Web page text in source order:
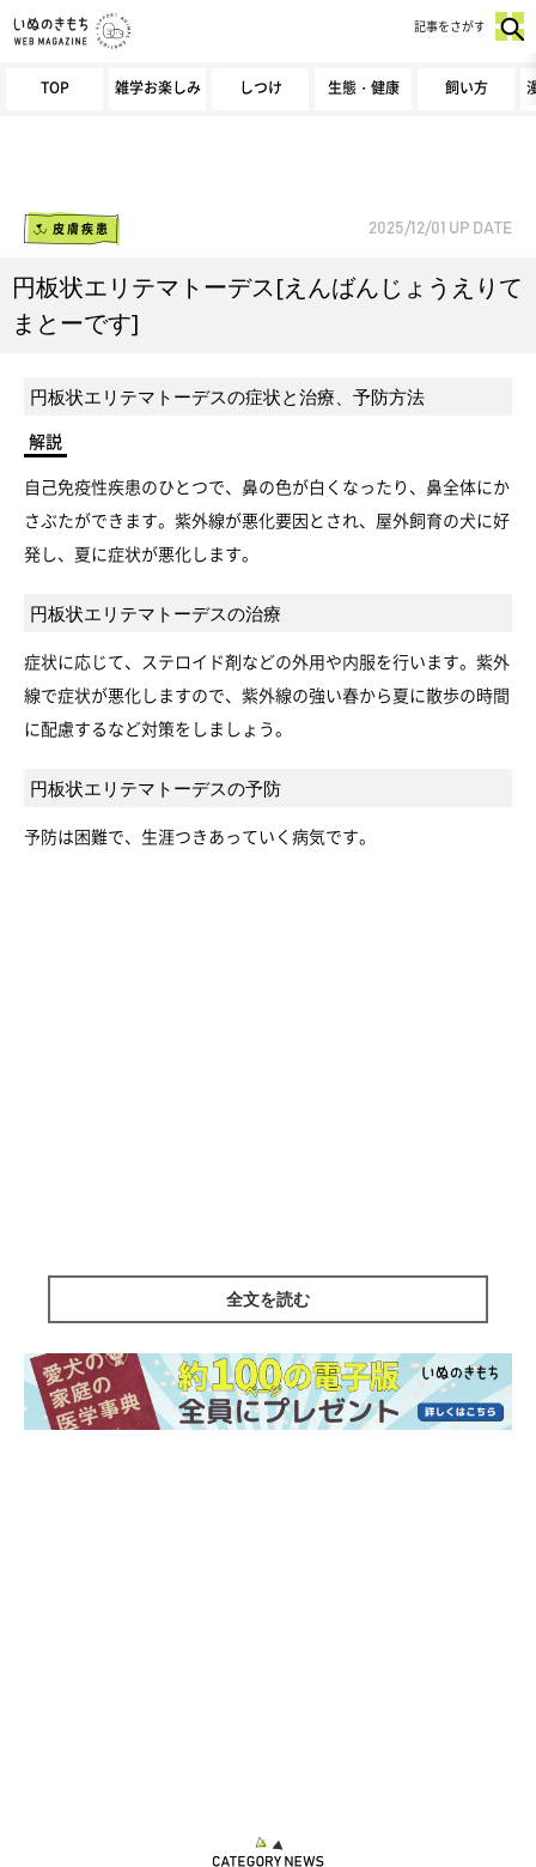
TOP 雑学お楽しみ しつけ 生態・健康 飼い方
記事をさがす
皮膚疾患 2025/12/01 UP DATE
円板状エリテマトーデス[えんばんじょうえりて
まとーです]
円板状エリテマトーデスの症状と治療、予防方法
解説
自己免疫性疾患のひとつで、鼻の色が白くなったり、鼻全体にか
さぶたができます。紫外線が悪化要因とされ、屋外飼育の犬に好
発し、夏に症状が悪化します。
円板状エリテマトーデスの治療
症状に応じて、ステロイド剤などの外用や内服を行います。紫外
線で症状が悪化しますので、紫外線の強い春から夏に散歩の時間
に配慮するなど対策をしましょう。
円板状エリテマトーデスの予防
予防は困難で、生涯つきあっていく病気です。
全文を読む